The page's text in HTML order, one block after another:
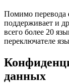
Помимо перевода
поддерживает и
всего более 20
переключателе
данных